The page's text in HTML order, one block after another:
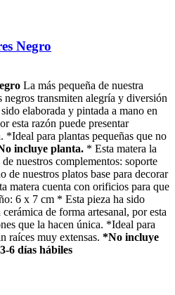
Negro
La más pequeña de nuestra
negros transmiten alegría y diversión
elaborada y pintada a mano en
esta razón puede presentar
*Ideal para plantas pequeñas que no
incluye planta. * Esta matera la
nuestros complementos: soporte
de nuestros platos base para decorar
matera cuenta con orificios para que
6 x 7 cm * Esta pieza ha sido
de forma artesanal, por esta
que la hacen única. *Ideal para
raíces muy extensas. *No incluye
6 días hábiles